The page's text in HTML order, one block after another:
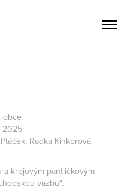
obce
2025.
Radka Kinkorová.
a krojovým pantličkovým
vazbu“.